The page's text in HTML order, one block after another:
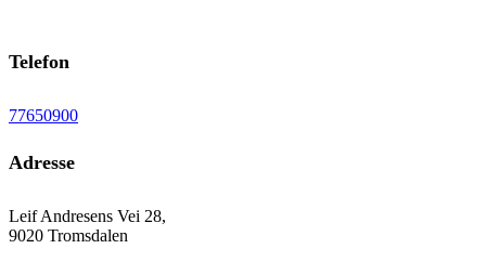
Telefon
77650900
Adresse
Leif Andresens Vei 28,
9020 Tromsdalen